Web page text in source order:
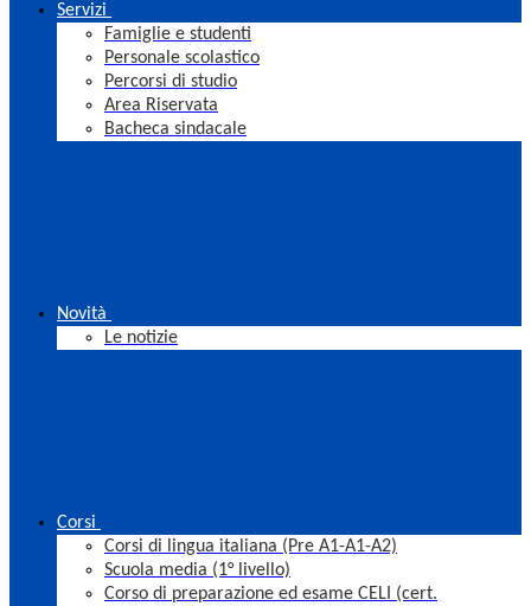
Servizi
Famiglie e studenti
Personale scolastico
Percorsi di studio
Area Riservata
Bacheca sindacale
Novità
Le notizie
Corsi
Corsi di lingua italiana (Pre A1-A1-A2)
Scuola media (1° livello)
Corso di preparazione ed esame CELI (cert.